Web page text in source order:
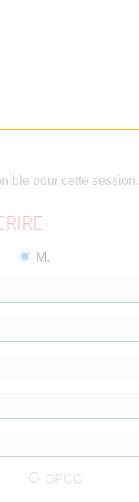
pour cette session.
M.
OPCO